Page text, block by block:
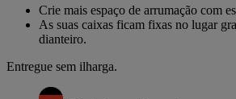
Crie mais espaço de arrumação com
As suas caixas ficam fixas no lugar
dianteiro.
Entregue sem ilharga.